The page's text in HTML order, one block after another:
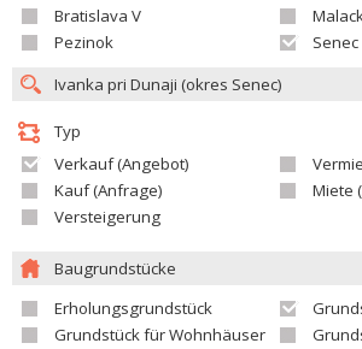
Bratislava V
Pezinok
Senec
Typ
Verkauf (Angebot)
Kauf (Anfrage)
Miete
Versteigerung
Baugrundstücke
Erholungsgrundstück
Grundstück für Wohnhäuser